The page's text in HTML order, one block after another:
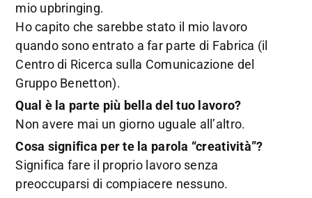
mio upbringing.
Ho capito che sarebbe stato il mio lavoro
quando sono entrato a far parte di Fabrica (il
Centro di Ricerca sulla Comunicazione del
Gruppo Benetton).
Qual è la parte più bella del tuo lavoro?
Non avere mai un giorno uguale all’altro.
Cosa significa per te la parola “creatività”?
Significa fare il proprio lavoro senza
preoccuparsi di compiacere nessuno.